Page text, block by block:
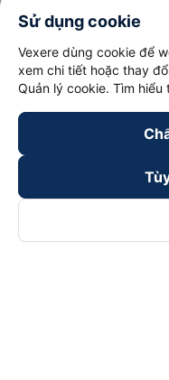
Sử dụng cookie
Vexere dùng cookie để
xem chi tiết hoặc thay
Quản lý cookie. Tìm hiểu